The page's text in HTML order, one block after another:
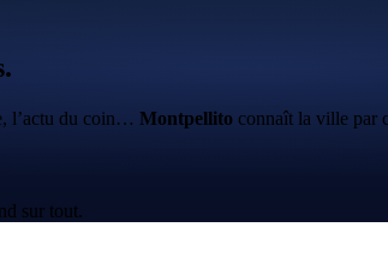
l’actu du coin… Montpellito connaît la ville par
sur tout.